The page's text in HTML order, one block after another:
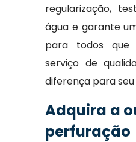
regularização,
água e garante
para todos
serviço de
diferença para seu
Adquira a